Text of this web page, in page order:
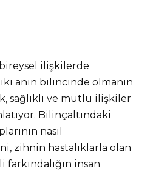
ilişkilerde
anın bilincinde olmanın
sağlıklı ve mutlu ilişkiler
Bilinçaltındaki
nasıl
zihnin hastalıklarla olan
farkındalığın insan